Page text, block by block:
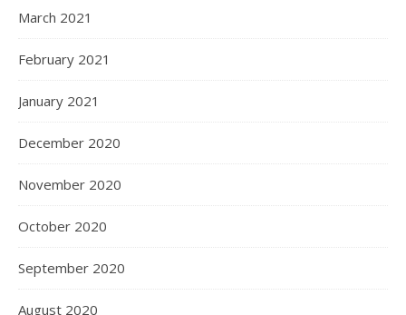
March 2021
February 2021
January 2021
December 2020
November 2020
October 2020
September 2020
August 2020